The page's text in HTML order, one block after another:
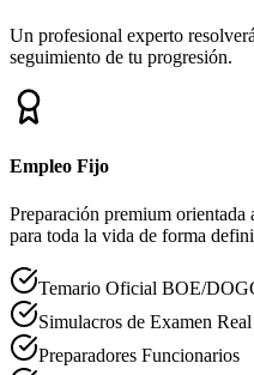
Un profesional experto
seguimiento de tu progresión.
Empleo Fijo
Preparación premium
para toda la vida de forma
Temario Oficial BOE/
Simulacros de Examen Real
Preparadores Funcionarios